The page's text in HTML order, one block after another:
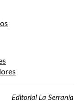
Editorial La Serranía